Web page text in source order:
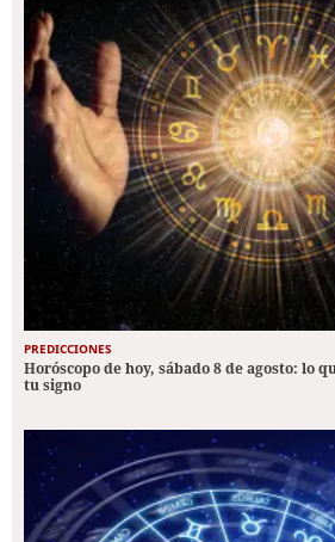
PREDICCIONES
Horóscopo de hoy, sábado 8 de agosto: lo
tu signo